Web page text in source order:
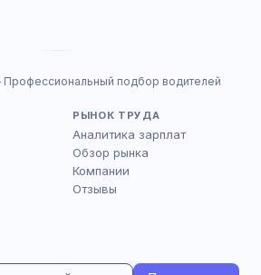
подбор водителей
РЫНОК ТРУДА
Аналитика зарплат
Обзор рынка
Компании
Отзывы